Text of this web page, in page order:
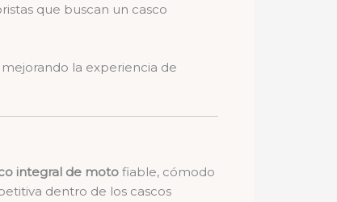
que buscan un casco
la experiencia de
integral de moto fiable, cómodo
dentro de los cascos